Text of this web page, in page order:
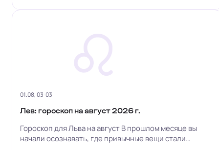
с окружающими. Льву присуще личное тепло,
01.08, 03:03
Лев: гороскоп на август 2026 г.
Гороскоп для Льва на август В прошлом месяце вы
начали осознавать, где привычные вещи стали